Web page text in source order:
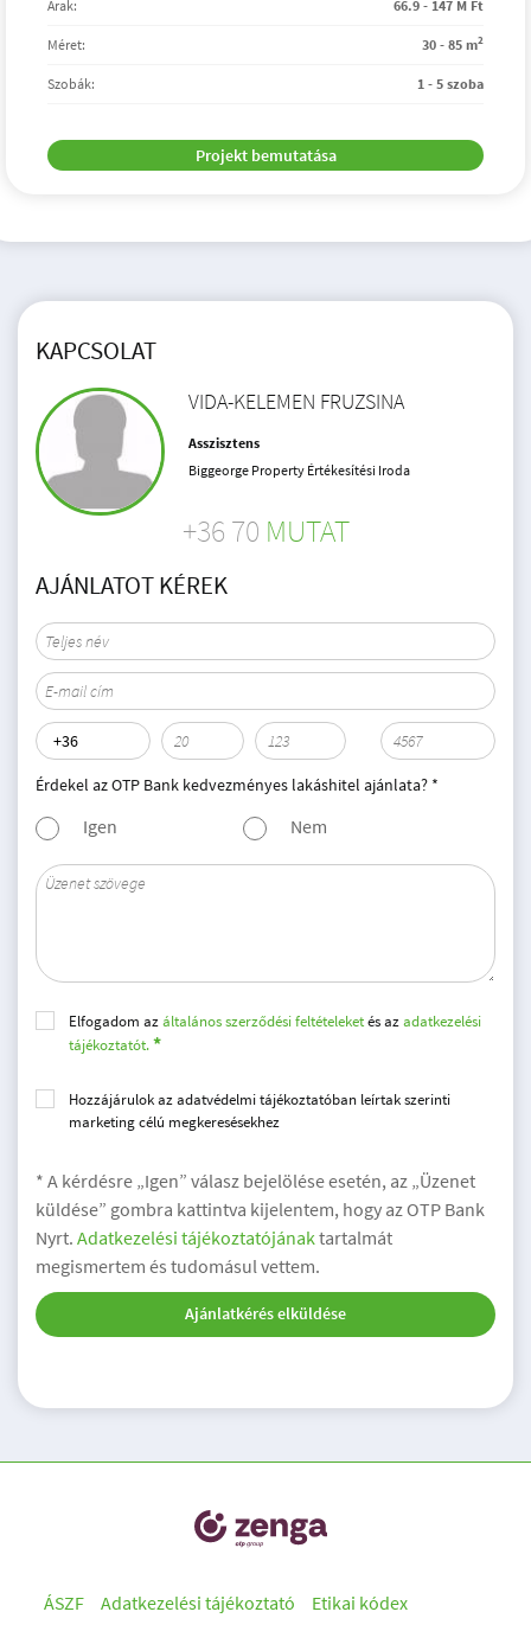
Árak: 66.9 - 147 M Ft
Méret: 30 - 85 m2
Szobák: 1 - 5 szoba
Projekt bemutatása
KAPCSOLAT
VIDA-KELEMEN FRUZSINA
Asszisztens
Biggeorge Property Értékesítési Iroda
+36 70 MUTAT
AJÁNLATOT KÉREK
Érdekel az OTP Bank kedvezményes lakáshitel ajánlata? *
Igen Nem
Elfogadom azáltalános szerződési feltételeketés azadatkezelési
tájékoztatót.
Hozzájárulok az adatvédelmi tájékoztatóban leírtak szerinti
marketing célú megkeresésekhez
* A kérdésre „Igen” válasz bejelölése esetén, az „Üzenet
küldése” gombra kattintva kijelentem, hogy az OTP Bank
Nyrt. Adatkezelési tájékoztatójánaktartalmát
megismertem és tudomásul vettem.
Ajánlatkérés elküldése
ÁSZF Adatkezelési tájékoztató Etikai kódex